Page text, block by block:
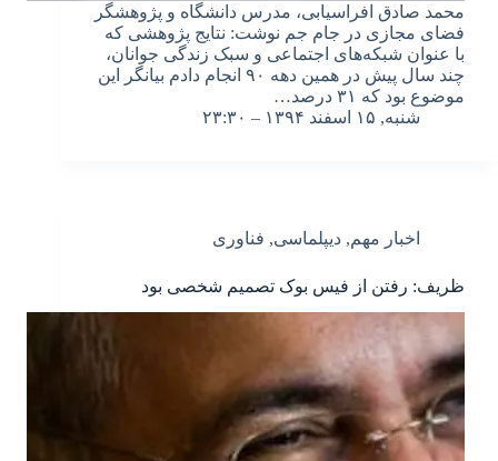
محمد صادق افراسیابی، مدرس دانشگاه و پژوهشگر
فضای مجازی در جام جم نوشت: نتایج پژوهشی که
با عنوان شبکه‌های اجتماعی و سبک زندگی جوانان،
چند سال پیش در همین دهه ۹۰ انجام دادم بیانگر این
موضوع بود که ۳۱ درصد…
شنبه, ۱۵ اسفند ۱۳۹۴ – ۲۳:۳۰
اخبار مهم, دیپلماسی, فناوری
ظریف: رفتن از فیس بوک تصمیم شخصی بود